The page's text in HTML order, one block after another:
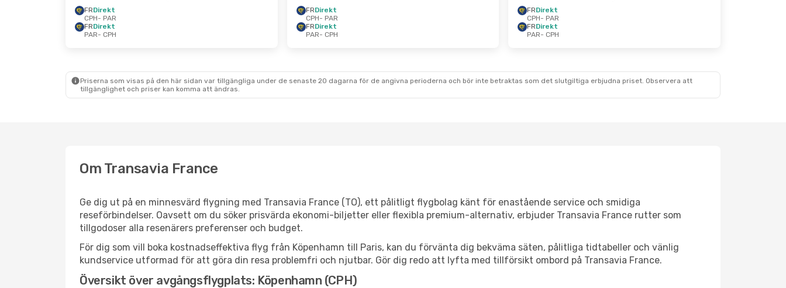
FRDirekt
CPH- PAR
FRDirekt
PAR- CPH
FRDirekt
CPH- PAR
FRDirekt
PAR- CPH
FRDirekt
CPH- PAR
FRDirekt
PAR- CPH
Priserna som visas på den här sidan var tillgängliga under de senaste 20 dagarna för de angivna perioderna och bör inte betraktas som det slutgiltiga erbjudna priset. Observera att
tillgänglighet och priser kan komma att ändras.
Om Transavia France
Ge dig ut på en minnesvärd flygning med Transavia France (TO), ett pålitligt flygbolag känt för enastående service och smidiga
reseförbindelser. Oavsett om du söker prisvärda ekonomi-biljetter eller flexibla premium-alternativ, erbjuder Transavia France rutter som
tillgodoser alla resenärers preferenser och budget.
För dig som vill boka kostnadseffektiva flyg från Köpenhamn till Paris, kan du förvänta dig bekväma säten, pålitliga tidtabeller och vänlig
kundservice utformad för att göra din resa problemfri och njutbar. Gör dig redo att lyfta med tillförsikt ombord på Transavia France.
Översikt över avgångsflygplats: Köpenhamn (CPH)